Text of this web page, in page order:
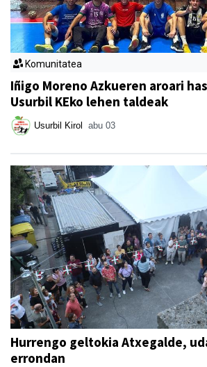
Komunitatea
Iñigo Moreno Azkueren aroari
Usurbil KEko lehen taldeak
Usurbil Kirol abu 03
Hurrengo geltokia Atxegalde,
errondan